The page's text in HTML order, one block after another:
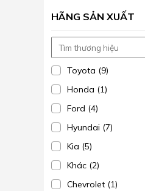
HÃNG SẢN XUẤT
Toyota (9)
Honda (1)
Ford (4)
Hyundai (7)
Kia (5)
Khác (2)
Chevrolet (1)